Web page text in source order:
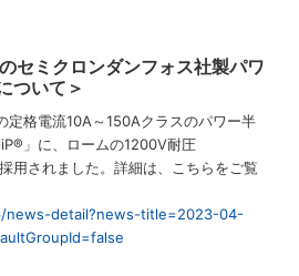
セミクロンダンフォス社製パワ
ついて＞
定格電流10A～150Aクラスのパワー半
」に、ロームの1200V耐圧
用されました。詳細は、こちらをご覧
news-detail?news-title=2023-04-